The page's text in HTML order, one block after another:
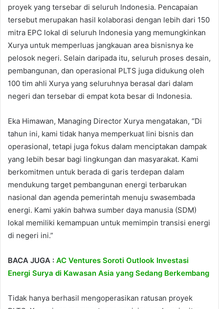
proyek yang tersebar di seluruh Indonesia. Pencapaian
tersebut merupakan hasil kolaborasi dengan lebih dari 150
mitra EPC lokal di seluruh Indonesia yang memungkinkan
Xurya untuk memperluas jangkauan area bisnisnya ke
pelosok negeri. Selain daripada itu, seluruh proses desain,
pembangunan, dan operasional PLTS juga didukung oleh
100 tim ahli Xurya yang seluruhnya berasal dari dalam
negeri dan tersebar di empat kota besar di Indonesia.
Eka Himawan, Managing Director Xurya mengatakan, “Di
tahun ini, kami tidak hanya memperkuat lini bisnis dan
operasional, tetapi juga fokus dalam menciptakan dampak
yang lebih besar bagi lingkungan dan masyarakat. Kami
berkomitmen untuk berada di garis terdepan dalam
mendukung target pembangunan energi terbarukan
nasional dan agenda pemerintah menuju swasembada
energi. Kami yakin bahwa sumber daya manusia (SDM)
lokal memiliki kemampuan untuk memimpin transisi energi
di negeri ini.”
BACA JUGA : AC Ventures Soroti Outlook Investasi
Energi Surya di Kawasan Asia yang Sedang Berkembang
Tidak hanya berhasil mengoperasikan ratusan proyek